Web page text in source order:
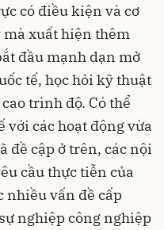
có điều kiện và cơ
mà xuất hiện thêm
đầu mạnh dạn mở
tế, học hỏi kỹ thuật
trình độ. Có thể
các hoạt động vừa
đề cập ở trên, các nội
cầu thực tiễn của
nhiều vấn đề cấp
nghiệp công nghiệp